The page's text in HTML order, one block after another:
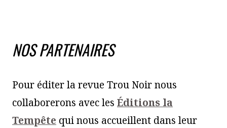
NOS PARTENAIRES
Pour éditer la revue Trou Noir nous
collaborerons avec les Éditions la
Tempête qui nous accueillent dans leur